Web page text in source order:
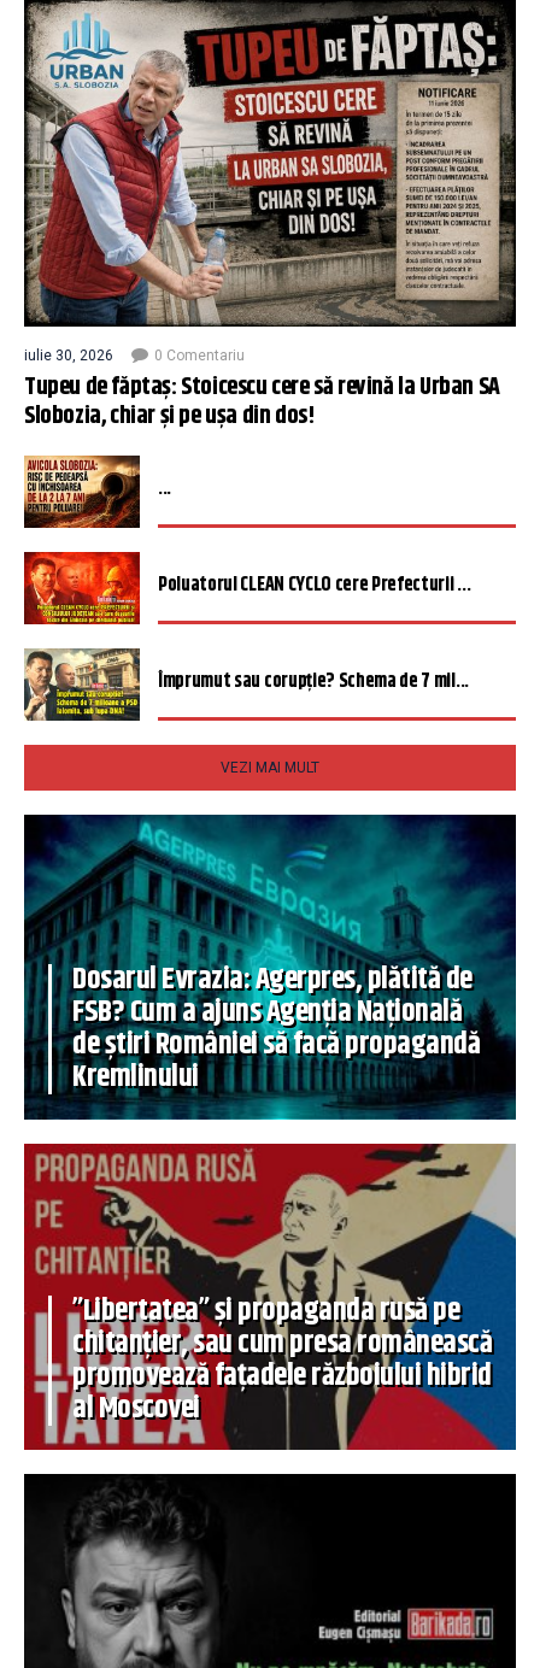
iulie 30, 2026 0 Comentariu
Tupeu de făptaș: Stoicescu cere să revină la Urban SA
Slobozia, chiar și pe ușa din dos!
...
Poluatorul CLEAN CYCLO cere Prefecturii ...
Împrumut sau corupție? Schema de 7 mil...
VEZI MAI MULT
Dosarul Evrazia: Agerpres, plătită de
FSB? Cum a ajuns Agenția Națională
de știri României să facă propagandă
Kremlinului
”Libertatea” și propaganda rusă pe
chitanțier, sau cum presa românească
promovează fațadele războiului hibrid
al Moscovei